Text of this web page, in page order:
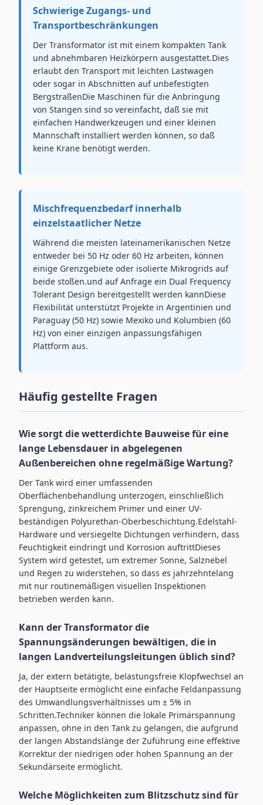
Schwierige Zugangs- und
Transportbeschränkungen
Der Transformator ist mit einem kompakten Tank
und abnehmbaren Heizkörpern ausgestattet.Dies
erlaubt den Transport mit leichten Lastwagen
oder sogar in Abschnitten auf unbefestigten
BergstraßenDie Maschinen für die Anbringung
von Stangen sind so vereinfacht, daß sie mit
einfachen Handwerkzeugen und einer kleinen
Mannschaft installiert werden können, so daß
keine Krane benötigt werden.
Mischfrequenzbedarf innerhalb
einzelstaatlicher Netze
Während die meisten lateinamerikanischen Netze
entweder bei 50 Hz oder 60 Hz arbeiten, können
einige Grenzgebiete oder isolierte Mikrogrids auf
beide stoßen.und auf Anfrage ein Dual Frequency
Tolerant Design bereitgestellt werden kannDiese
Flexibilität unterstützt Projekte in Argentinien und
Paraguay (50 Hz) sowie Mexiko und Kolumbien (60
Hz) von einer einzigen anpassungsfähigen
Plattform aus.
Häufig gestellte Fragen
Wie sorgt die wetterdichte Bauweise für eine
lange Lebensdauer in abgelegenen
Außenbereichen ohne regelmäßige Wartung?
Der Tank wird einer umfassenden
Oberflächenbehandlung unterzogen, einschließlich
Sprengung, zinkreichem Primer und einer UV-
beständigen Polyurethan-Oberbeschichtung.Edelstahl-
Hardware und versiegelte Dichtungen verhindern, dass
Feuchtigkeit eindringt und Korrosion auftrittDieses
System wird getestet, um extremer Sonne, Salznebel
und Regen zu widerstehen, so dass es jahrzehntelang
mit nur routinemäßigen visuellen Inspektionen
betrieben werden kann.
Kann der Transformator die
Spannungsänderungen bewältigen, die in
langen Landverteilungsleitungen üblich sind?
Ja, der extern betätigte, belastungsfreie Klopfwechsel an
der Hauptseite ermöglicht eine einfache Feldanpassung
des Umwandlungsverhältnisses um ± 5% in
Schritten.Techniker können die lokale Primärspannung
anpassen, ohne in den Tank zu gelangen, die aufgrund
der langen Abstandslänge der Zuführung eine effektive
Korrektur der niedrigen oder hohen Spannung an der
Sekundärseite ermöglicht.
Welche Möglichkeiten zum Blitzschutz sind für